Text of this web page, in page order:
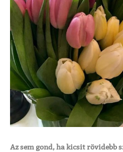
Az sem gond, ha kicsit rövidebb